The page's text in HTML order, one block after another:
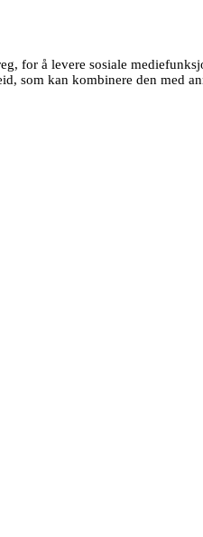
for å levere sosiale
som kan kombinere den